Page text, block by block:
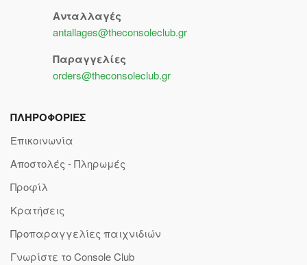
Ανταλλαγές
antallages@theconsoleclub.gr
Παραγγελίες
orders@theconsoleclub.gr
ΠΛΗΡΟΦΟΡΙΕΣ
Επικοινωνία
Αποστολές - Πληρωμές
Προφίλ
Κρατήσεις
Προπαραγγελίες παιχνιδιών
Γνωρίστε το Console Club